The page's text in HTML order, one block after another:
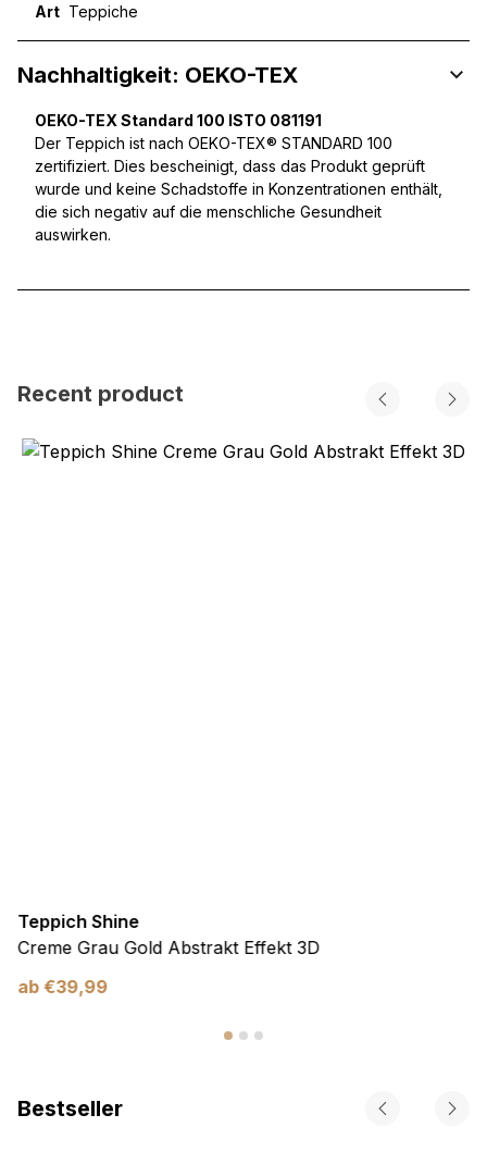
Art Teppiche
Nachhaltigkeit: OEKO-TEX
OEKO-TEX Standard 100 ISTO 081191
Der Teppich ist nach OEKO-TEX® STANDARD 100
zertifiziert. Dies bescheinigt, dass das Produkt geprüft
wurde und keine Schadstoffe in Konzentrationen enthält,
die sich negativ auf die menschliche Gesundheit
auswirken.
Recent product
Teppich Shine
Creme Grau Gold Abstrakt Effekt 3D
ab €39,99
Bestseller